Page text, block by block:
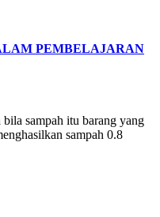
PEMBELAJARAN
sampah itu barang yang
sampah 0.8